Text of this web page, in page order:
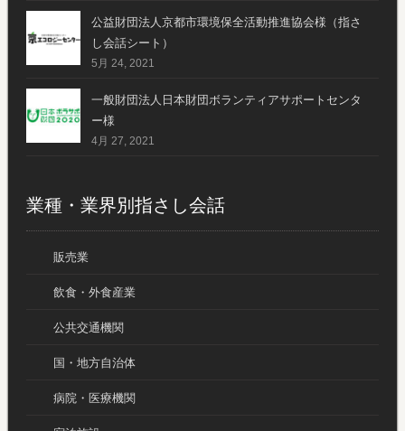
公益財団法人京都市環境保全活動推進協会様（指さ
し会話シート）
5月 24, 2021
一般財団法人日本財団ボランティアサポートセンタ
ー様
4月 27, 2021
業種・業界別指さし会話
販売業
飲食・外食産業
公共交通機関
国・地方自治体
病院・医療機関